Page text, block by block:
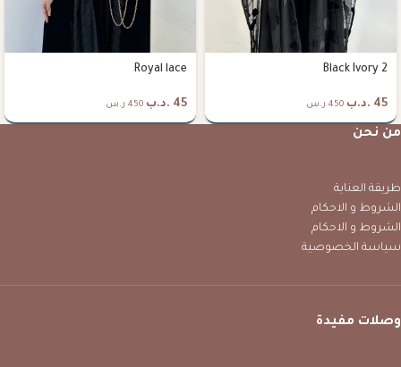
Black Ivory 2
45 .د.ب 450 ر.س
Royal lace
45 .د.ب 450 ر.س
من نحن
طريقة العناية
الشروط و الاحكام
الشروط و الاحكام
سياسة الخصوصية
وصلات مفيدة